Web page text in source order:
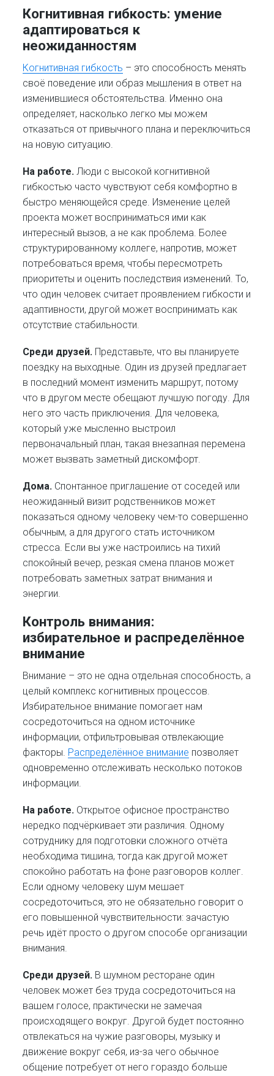
Когнитивная гибкость: умение
адаптироваться к
неожиданностям
Когнитивная гибкость – это способность менять
своё поведение или образ мышления в ответ на
изменившиеся обстоятельства. Именно она
определяет, насколько легко мы можем
отказаться от привычного плана и переключиться
на новую ситуацию.
На работе. Люди с высокой когнитивной
гибкостью часто чувствуют себя комфортно в
быстро меняющейся среде. Изменение целей
проекта может восприниматься ими как
интересный вызов, а не как проблема. Более
структурированному коллеге, напротив, может
потребоваться время, чтобы пересмотреть
приоритеты и оценить последствия изменений. То,
что один человек считает проявлением гибкости и
адаптивности, другой может воспринимать как
отсутствие стабильности.
Среди друзей. Представьте, что вы планируете
поездку на выходные. Один из друзей предлагает
в последний момент изменить маршрут, потому
что в другом месте обещают лучшую погоду. Для
него это часть приключения. Для человека,
который уже мысленно выстроил
первоначальный план, такая внезапная перемена
может вызвать заметный дискомфорт.
Дома. Спонтанное приглашение от соседей или
неожиданный визит родственников может
показаться одному человеку чем-то совершенно
обычным, а для другого стать источником
стресса. Если вы уже настроились на тихий
спокойный вечер, резкая смена планов может
потребовать заметных затрат внимания и
энергии.
Контроль внимания:
избирательное и распределённое
внимание
Внимание – это не одна отдельная способность, а
целый комплекс когнитивных процессов.
Избирательное внимание помогает нам
сосредоточиться на одном источнике
информации, отфильтровывая отвлекающие
факторы. Распределённое внимание позволяет
одновременно отслеживать несколько потоков
информации.
На работе. Открытое офисное пространство
нередко подчёркивает эти различия. Одному
сотруднику для подготовки сложного отчёта
необходима тишина, тогда как другой может
спокойно работать на фоне разговоров коллег.
Если одному человеку шум мешает
сосредоточиться, это не обязательно говорит о
его повышенной чувствительности: зачастую
речь идёт просто о другом способе организации
внимания.
Среди друзей. В шумном ресторане один
человек может без труда сосредоточиться на
вашем голосе, практически не замечая
происходящего вокруг. Другой будет постоянно
отвлекаться на чужие разговоры, музыку и
движение вокруг себя, из-за чего обычное
общение потребует от него гораздо больше